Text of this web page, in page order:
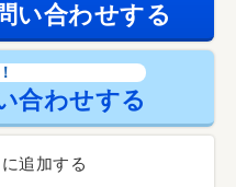
い合わせする
合わせする
追加する